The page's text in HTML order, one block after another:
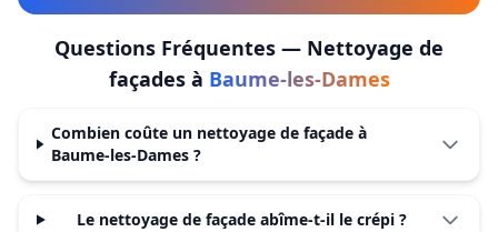
Questions Fréquentes — Nettoyage de
façadesà Baume-les-Dames
Combien coûte un nettoyage de façade à
Baume-les-Dames ?
Le nettoyage de façade abîme-t-il le crépi ?